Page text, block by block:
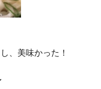
、美味かった！